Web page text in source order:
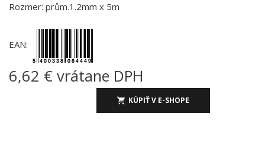
Rozmer: prům.1.2mm x 5m
EAN:
6,62 € vrátane DPH
KÚPIŤ V E-SHOPE